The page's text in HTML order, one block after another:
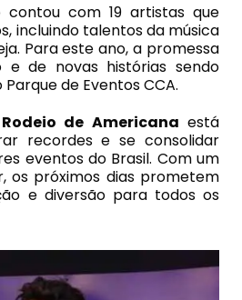
contou com 19 artistas que
incluindo talentos da música
Para este ano, a promessa
e de novas histórias sendo
de Eventos CCA.
de Americana está
recordes e se consolidar
eventos do Brasil. Com um
os próximos dias prometem
e diversão para todos os